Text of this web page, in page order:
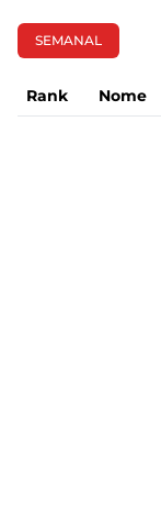
SEMANAL
Rank Nome